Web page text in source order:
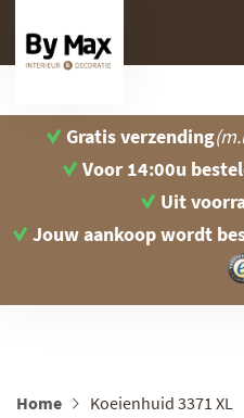
Gratis verzending
Voor 14:00u
Uit
Jouw aankoop wordt
Home Koeienhuid 3371 XL